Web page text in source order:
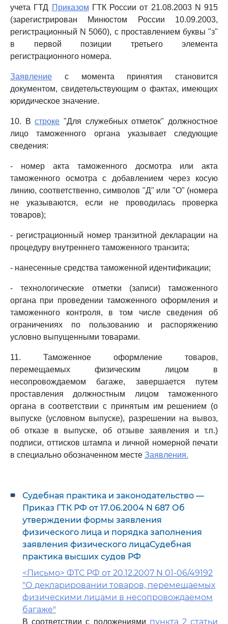
учета ГТД Приказом ГТК России от 21.08.2003 N 915
(зарегистрирован Минюстом России 10.09.2003,
регистрационный N 5060), с проставлением буквы "з"
в первой позиции третьего элемента
регистрационного номера.
Заявление с момента принятия становится
документом, свидетельствующим о фактах, имеющих
юридическое значение.
10. Встроке "Для служебных отметок" должностное
лицо таможенного органа указывает следующие
сведения:
- номер акта таможенного досмотра или акта
таможенного осмотра с добавлением через косую
линию, соответственно, символов "Д" или "О" (номера
не указываются, если не проводилась проверка
товаров);
- регистрационный номер транзитной декларации на
процедуру внутреннего таможенного транзита;
- нанесенные средства таможенной идентификации;
- технологические отметки (записи) таможенного
органа при проведении таможенного оформления и
таможенного контроля, в том числе сведения об
ограничениях по пользованию и распоряжению
условно выпущенными товарами.
11. Таможенное оформление товаров,
перемещаемых физическим лицом в
несопровождаемом багаже, завершается путем
проставления должностным лицом таможенного
органа в соответствии с принятым им решением (о
выпуске (условном выпуске), разрешении на вывоз,
об отказе в выпуске, об отзыве заявления и т.п.)
подписи, оттисков штампа и личной номерной печати
в специально обозначенном месте Заявления.
Судебная практика и законодательство —
Приказ ГТК РФ от 17.06.2004 N 687 Об
утверждении формы заявления
физического лица и порядка заполнения
заявления физического лицаСудебная
практика высших судов РФ
<Письмо> ФТС РФ от 20.12.2007 N 01-06/49192
"О декларировании товаров, перемещаемых
физическими лицами в несопровождаемом
багаже"
В соответствии с положениями пункта 2 статьи